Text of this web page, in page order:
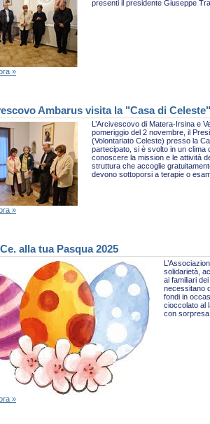
presenti il presidente Giuseppe
»
Ambarus visita la "Casa di
L’Arcivescovo di Matera-Irsina e
pomeriggio del 2 novembre, il
(Volontariato Celeste) presso la
partecipato, si è svolto in un clima
conoscere la mission e le attività
struttura che accoglie
devono sottoporsi a terapie o
»
alla tua Pasqua 2025
solidarietà,
ai familiari
necessitano
fondi in
cioccolato al
con sorpresa
»